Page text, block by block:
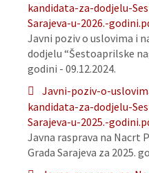
kandidata-za-dodjelu-
Sarajeva-u-2026.-
Javni poziv o uslovima i
dodjelu “Šestoaprilske
godini - 09.12.2024.
Javni-poziv-o-
kandidata-za-dodjelu-
Sarajeva-u-2025.-
Javna rasprava na Nacrt
Grada Sarajeva za 2025.